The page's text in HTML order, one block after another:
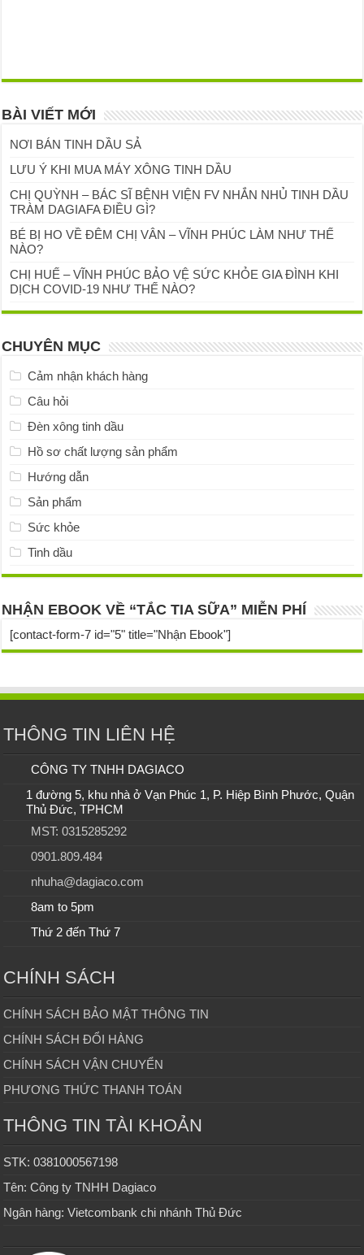
BÀI VIẾT MỚI
NƠI BÁN TINH DẦU SẢ
LƯU Ý KHI MUA MÁY XÔNG TINH DẦU
CHỊ QUỲNH – BÁC SĨ BỆNH VIỆN FV NHẮN NHỦ TINH DẦU
TRÀM DAGIAFA ĐIỀU GÌ?
BÉ BỊ HO VỀ ĐÊM CHỊ VÂN – VĨNH PHÚC LÀM NHƯ THẾ
NÀO?
CHỊ HUẾ – VĨNH PHÚC BẢO VỆ SỨC KHỎE GIA ĐÌNH KHI
DỊCH COVID-19 NHƯ THẾ NÀO?
CHUYÊN MỤC
Cảm nhận khách hàng
Câu hỏi
Đèn xông tinh dầu
Hồ sơ chất lượng sản phẩm
Hướng dẫn
Sản phẩm
Sức khỏe
Tinh dầu
NHẬN EBOOK VỀ “TẮC TIA SỮA” MIỄN PHÍ
[contact-form-7 id="5" title="Nhận Ebook"]
THÔNG TIN LIÊN HỆ
CÔNG TY TNHH DAGIACO
1 đường 5, khu nhà ở Vạn Phúc 1, P. Hiệp Bình Phước, Quận
Thủ Đức, TPHCM
MST: 0315285292
0901.809.484
nhuha@dagiaco.com
8am to 5pm
Thứ 2 đến Thứ 7
CHÍNH SÁCH
CHÍNH SÁCH BẢO MẬT THÔNG TIN
CHÍNH SÁCH ĐỔI HÀNG
CHÍNH SÁCH VẬN CHUYỂN
PHƯƠNG THỨC THANH TOÁN
THÔNG TIN TÀI KHOẢN
STK: 0381000567198
Tên: Công ty TNHH Dagiaco
Ngân hàng: Vietcombank chi nhánh Thủ Đức